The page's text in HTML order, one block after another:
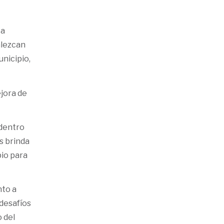
de
brinda
para
a